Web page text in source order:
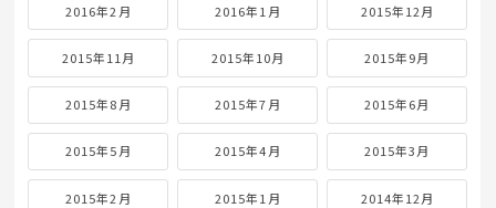
2016年2月 2016年1月 2015年12月
2015年11月 2015年10月 2015年9月
2015年8月 2015年7月 2015年6月
2015年5月 2015年4月 2015年3月
2015年2月 2015年1月 2014年12月